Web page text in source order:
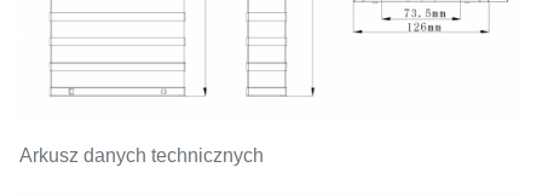
Arkusz danych technicznych